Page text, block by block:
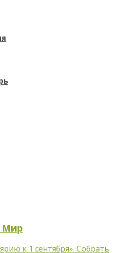
Мир
к 1 сентября». Собрать